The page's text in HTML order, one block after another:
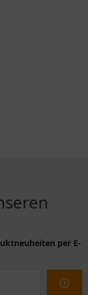
per E-